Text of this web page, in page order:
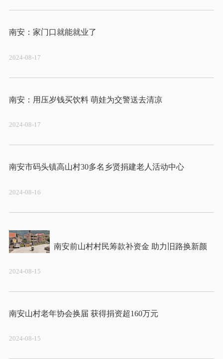
2024-08-17
南安：用压岁钱买饮料 萌娃为交警送去清凉
2024-08-17
南安市码头镇高山村30多名乡贤捐建老人活动中心
2024-08-16
2024-08-15
2024-08-15